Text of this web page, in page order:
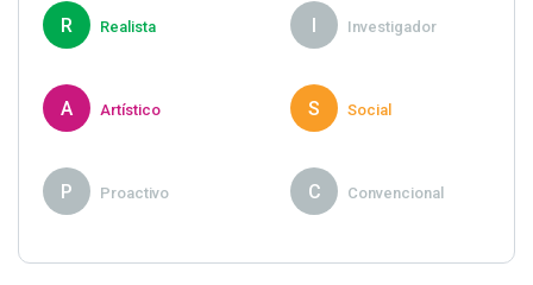
R Realista Investigador
A Artístico S Social
P Proactivo C Convencional